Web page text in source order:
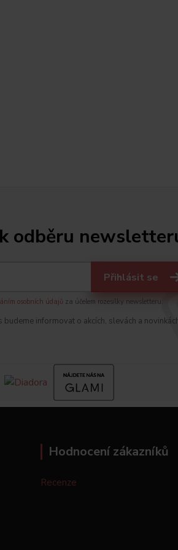
odběru
Přihlásit se
osobních údajů za účelem rozesílky newsletteru.
informovat o akcích, slevách a
Hodnocení zákazníků
Recenze